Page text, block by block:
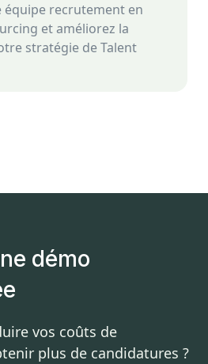
recrutement en
et améliorez la
stratégie de Talent
démo
vos coûts de
plus de candidatures ?